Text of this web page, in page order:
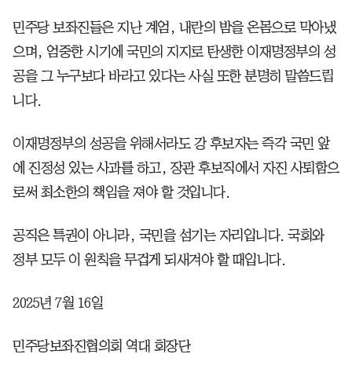
민주당 보좌진들은 지난 계엄, 내란의 밤을 온몸으로 막아냈
으며, 엄중한 시기에 국민의 지지로 탄생한 이재명정부의 성
공을 그 누구보다 바라고 있다는 사실 또한 분명히 말씀드립
니다.
이재명정부의 성공을 위해서라도 강 후보자는 즉각 국민 앞
에 진정성 있는 사과를 하고, 장관 후보직에서 자진 사퇴함으
로써 최소한의 책임을 져야 할 것입니다.
공직은 특권이 아니라, 국민을 섬기는 자리입니다. 국회와
정부 모두 이 원칙을 무겁게 되새겨야 할 때입니다.
2025년 7월 16일
민주당보좌진협의회 역대 회장단